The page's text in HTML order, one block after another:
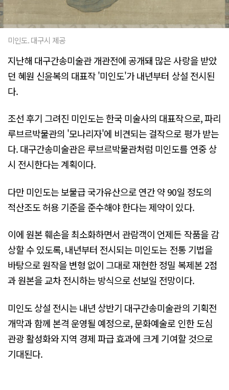
미인도. 대구시 제공
지난해 대구간송미술관 개관전에 공개돼 많은 사랑을 받았
던 혜원 신윤복의 대표작 '미인도'가 내년부터 상설 전시된
다.
조선 후기 그려진 미인도는 한국 미술사의 대표작으로, 파리
루브르박물관의 '모나리자'에 비견되는 걸작으로 평가 받는
다. 대구간송미술관은 루브르박물관처럼 미인도를 연중 상
시 전시한다는 계획이다.
다만 미인도는 보물급 국가유산으로 연간 약 90일 정도의
적산조도 허용 기준을 준수해야 한다는 제약이 있다.
이에 원본 훼손을 최소화하면서 관람객이 언제든 작품을 감
상할 수 있도록, 내년부터 전시되는 미인도는 전통 기법을
바탕으로 원작을 변형 없이 그대로 재현한 정밀 복제본 2점
과 원본을 교차 전시하는 방식으로 선보일 전망이다.
미인도 상설 전시는 내년 상반기 대구간송미술관의 기획전
개막과 함께 본격 운영될 예정으로, 문화예술로 인한 도심
관광 활성화와 지역 경제 파급 효과에 크게 기여할 것으로
기대된다.